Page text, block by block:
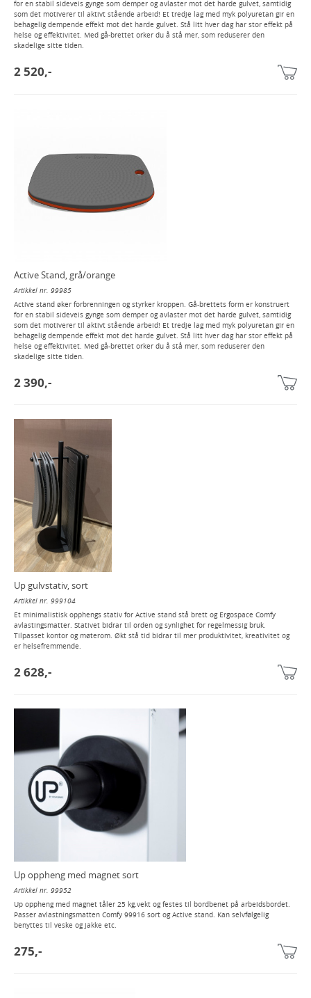
for en stabil sideveis gynge som demper og avlaster mot det harde gulvet, samtidig
som det motiverer til aktivt stående arbeid! Et tredje lag med myk polyuretan gir en
behagelig dempende effekt mot det harde gulvet. Stå litt hver dag har stor effekt på
helse og effektivitet. Med gå-brettet orker du å stå mer, som reduserer den
skadelige sitte tiden.
2 520,-
Active Stand, grå/orange
Artikkel nr. 99985
Active stand øker forbrenningen og styrker kroppen. Gå-brettets form er konstruert
for en stabil sideveis gynge som demper og avlaster mot det harde gulvet, samtidig
som det motiverer til aktivt stående arbeid! Et tredje lag med myk polyuretan gir en
behagelig dempende effekt mot det harde gulvet. Stå litt hver dag har stor effekt på
helse og effektivitet. Med gå-brettet orker du å stå mer, som reduserer den
skadelige sitte tiden.
2 390,-
Up gulvstativ, sort
Artikkel nr. 999104
Et minimalistisk opphengs stativ for Active stand stå brett og Ergospace Comfy
avlastingsmatter. Stativet bidrar til orden og synlighet for regelmessig bruk.
Tilpasset kontor og møterom. Økt stå tid bidrar til mer produktivitet, kreativitet og
er helsefremmende.
2 628,-
Up oppheng med magnet sort
Artikkel nr. 99952
Up oppheng med magnet tåler 25 kg.vekt og festes til bordbenet på arbeidsbordet.
Passer avlastningsmatten Comfy 99916 sort og Active stand. Kan selvfølgelig
benyttes til veske og jakke etc.
275,-